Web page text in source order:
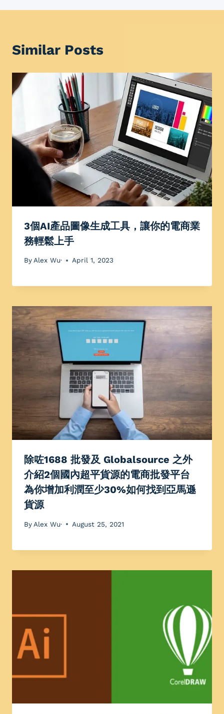
Similar Posts
3個AI產品圖像生成工具，讓你的電商業
務輕鬆上手
ByAlex Wu· April 1, 2023
除咗1688 批發及 Globalsource 之外
介紹2個國內超平貨源的電商批發平台
為你增加利潤至少30%如何找到亞馬遜
貨源
By Alex Wu· August 25, 2021